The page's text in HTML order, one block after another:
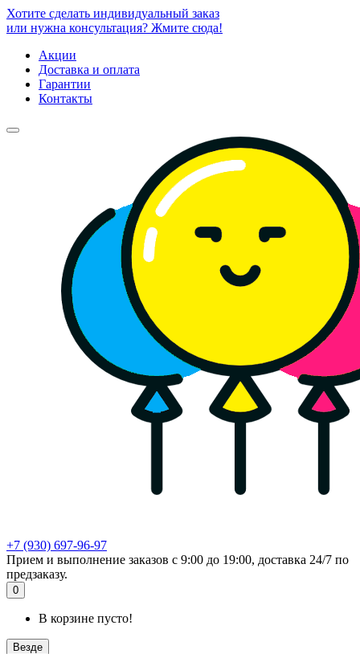
Хотите сделать индивидуальный заказ
или нужна консультация? Жмите сюда!
Акции
Доставка и оплата
Гарантии
Контакты
+7 (930) 697-96-97
Прием и выполнение заказов с 9:00 до 19:00, доставка 24/7 по
предзаказу.
0
В корзине пусто!
Везде